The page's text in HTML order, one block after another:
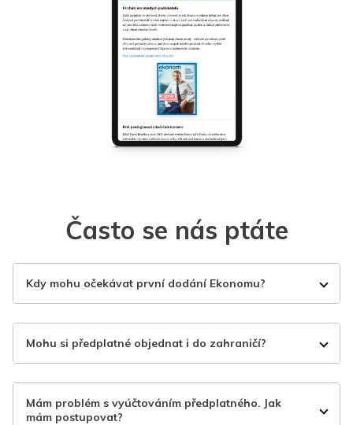
Často se nás ptáte
Kdy mohu očekávat první dodání Ekonomu?
Mohu si předplatné objednat i do zahraničí?
Mám problém s vyúčtováním předplatného. Jak
mám postupovat?